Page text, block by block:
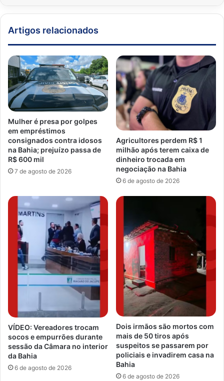
Artigos relacionados
Mulher é presa por golpes
em empréstimos
consignados contra idosos
na Bahia; prejuízo passa de
R$ 600 mil
7 de agosto de 2026
Agricultores perdem R$ 1
milhão após terem caixa de
dinheiro trocada em
negociação na Bahia
6 de agosto de 2026
VÍDEO: Vereadores trocam
socos e empurrões durante
sessão da Câmara no interior
da Bahia
6 de agosto de 2026
Dois irmãos são mortos com
mais de 50 tiros após
suspeitos se passarem por
policiais e invadirem casa na
Bahia
6 de agosto de 2026